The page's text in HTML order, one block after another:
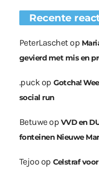
Recente
PeterLaschetop
gevierd met mis en
.puckop Gotcha!
social run
Betuweop VVD en
fonteinen Nieuwe
Tejoo op Celstraf